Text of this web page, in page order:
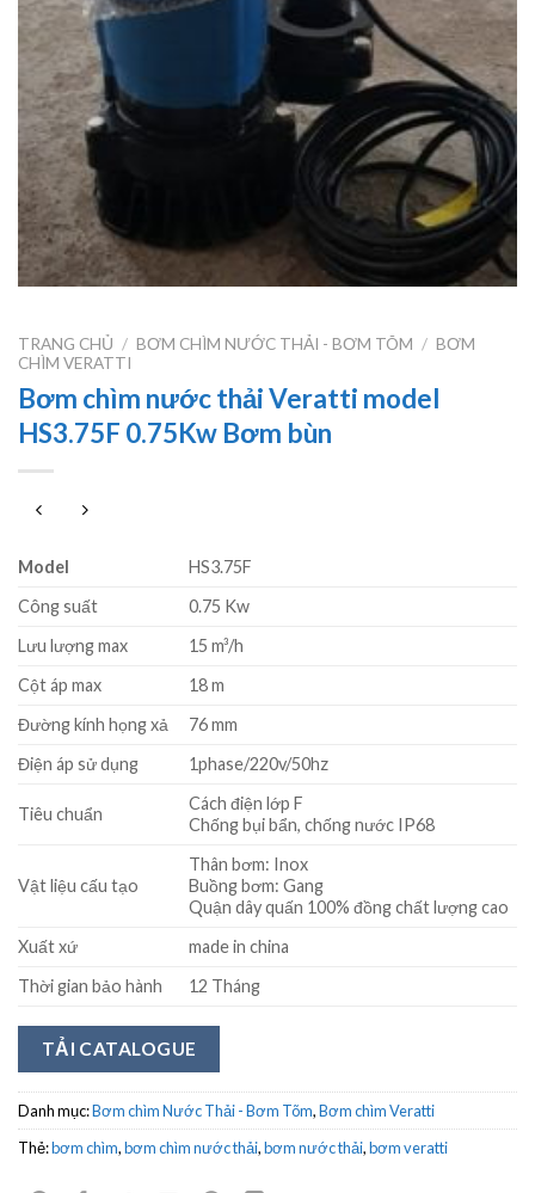
TRANG CHỦ / BƠM CHÌM NƯỚC THẢI - BƠM TÕM / BƠM
CHÌM VERATTI
Bơm chìm nước thải Veratti model
HS3.75F 0.75Kw Bơm bùn
Model
HS3.75F
Công suất
0.75 Kw
Lưu lượng max
15 m³/h
Cột áp max
18 m
Đường kính họng xả
76 mm
Điện áp sử dụng
1phase/220v/50hz
Tiêu chuẩn
Cách điện lớp F
Chống bụi bẩn, chống nước IP68
Vật liệu cấu tạo
Thân bơm: Inox
Buồng bơm: Gang
Quận dây quấn 100% đồng chất lượng cao
Xuất xứ
made in china
Thời gian bảo hành
12 Tháng
TẢI CATALOGUE
Danh mục:Bơm chìm Nước Thải - Bơm Tõm,Bơm chìm Veratti
Thẻ:bơm chìm,bơm chìm nước thải,bơm nước thải,bơm veratti